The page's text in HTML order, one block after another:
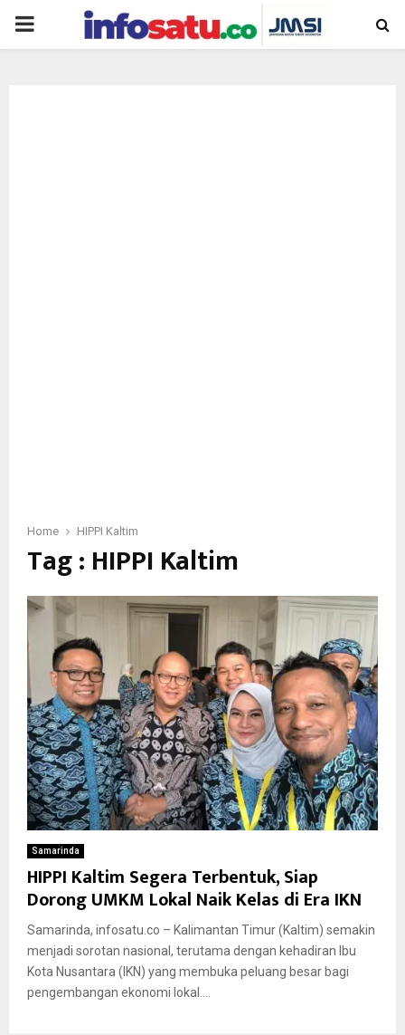
PRIMARY
Home HIPPI Kaltim
Tag : HIPPI Kaltim
Samarinda
HIPPI Kaltim Segera Terbentuk, Siap
Dorong UMKM Lokal Naik Kelas di Era IKN
Samarinda, infosatu.co – Kalimantan Timur (Kaltim) semakin
menjadi sorotan nasional, terutama dengan kehadiran Ibu
Kota Nusantara (IKN) yang membuka peluang besar bagi
pengembangan ekonomi lokal....